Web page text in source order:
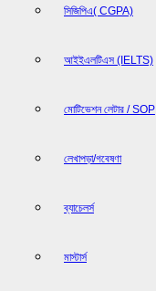
সিজিপিএ( CGPA)
আইইএলটিএস (IELTS)
মোটিভেশন লেটার / SOP
লেখাপড়া/গবেষণা
ব্যাচেলর্স
মাস্টার্স